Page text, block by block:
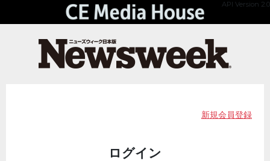
API Version 2.0
新規会員登録
ログイン